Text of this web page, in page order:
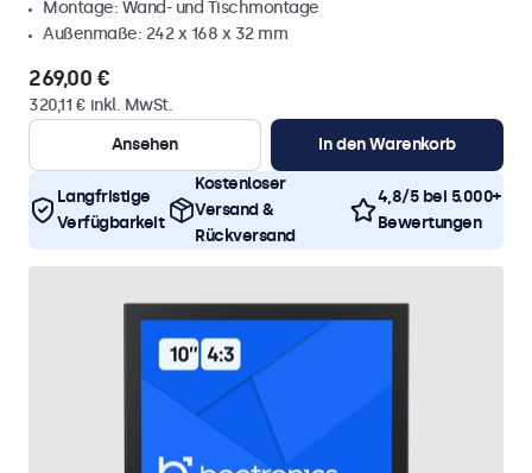
Montage: Wand- und Tischmontage
Außenmaße: 242 x 168 x 32 mm
269,00 €
320,11 € inkl. MwSt.
Ansehen
In den Warenkorb
Langfristige
Verfügbarkeit
Kostenloser
Versand &
Rückversand
4,8/5 bei 5.000+
Bewertungen